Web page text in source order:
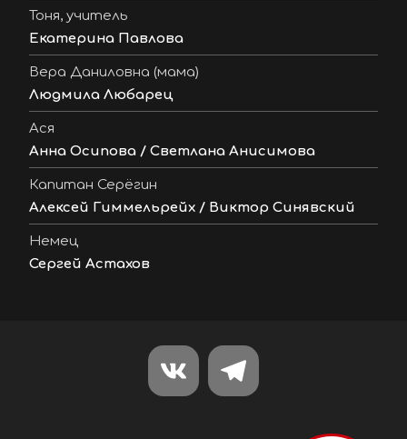
Тоня, учитель
Екатерина Павлова
Вера Даниловна (мама)
Людмила Любарец
Ася
Анна Осипова / Светлана Анисимова
Капитан Серёгин
Алексей Гиммельрейх / Виктор Синявский
Немец
Сергей Астахов